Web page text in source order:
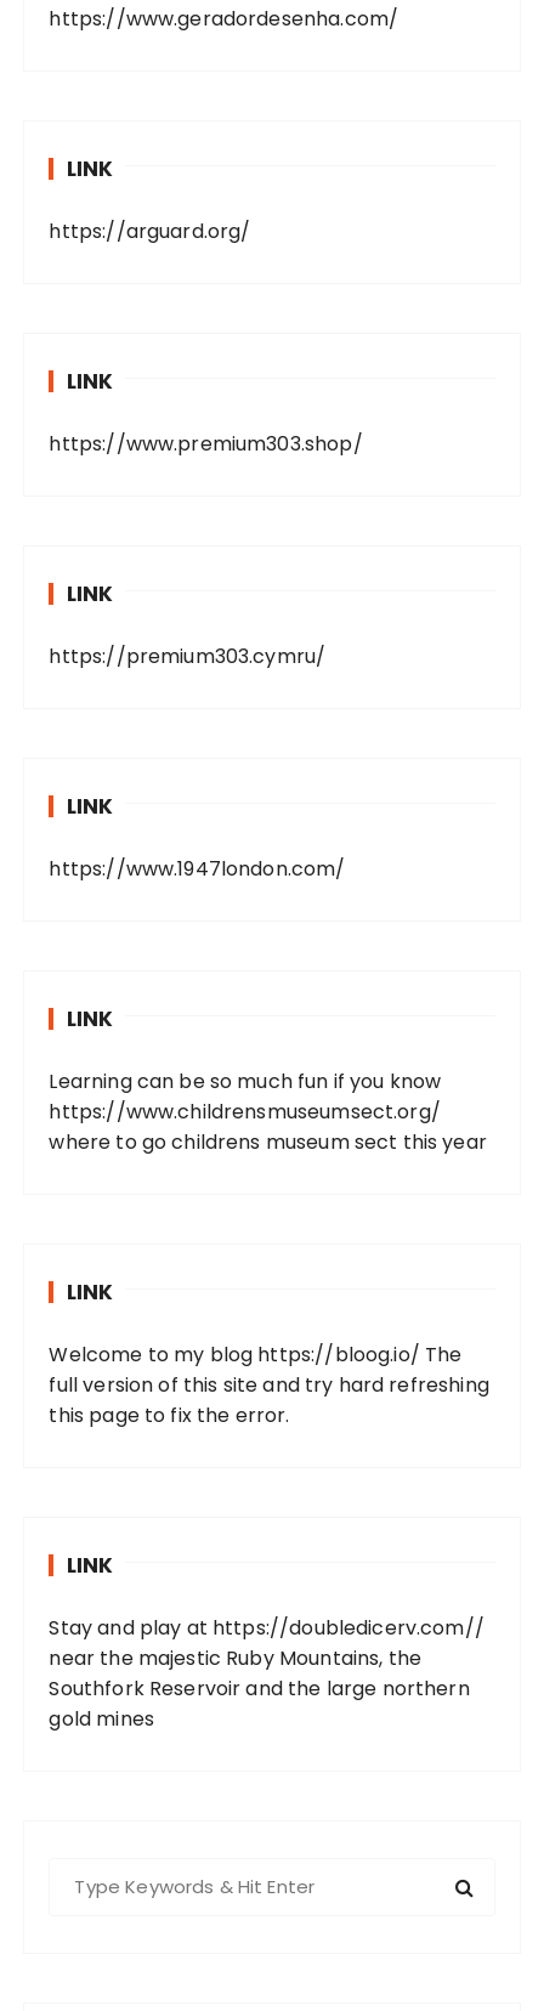
https://www.geradordesenha.com/
LINK
https://arguard.org/
LINK
https://www.premium303.shop/
LINK
https://premium303.cymru/
LINK
https://www.1947london.com/
LINK
Learning can be so much fun if you know
https://www.childrensmuseumsect.org/
where to go childrens museum sect this year
LINK
Welcome to my blog https://bloog.io/ The
full version of this site and try hard refreshing
this page to fix the error.
LINK
Stay and play at https://doubledicerv.com//
near the majestic Ruby Mountains, the
Southfork Reservoir and the large northern
gold mines